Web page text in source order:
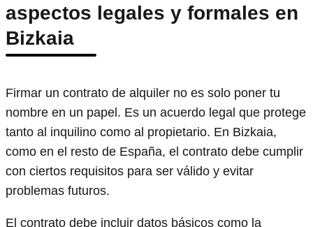
aspectos legales y formales en
Bizkaia
Firmar un contrato de alquiler no es solo poner tu
nombre en un papel. Es un acuerdo legal que protege
tanto al inquilino como al propietario. En Bizkaia,
como en el resto de España, el contrato debe cumplir
con ciertos requisitos para ser válido y evitar
problemas futuros.
El contrato debe incluir datos básicos como la